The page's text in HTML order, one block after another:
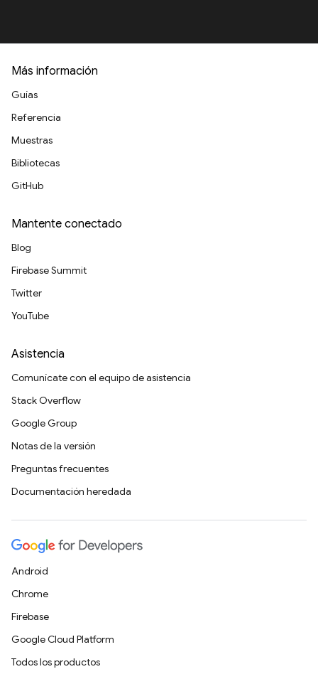
Más información
Guías
Referencia
Muestras
Bibliotecas
GitHub
Mantente conectado
Blog
Firebase Summit
Twitter
YouTube
Asistencia
Comunícate con el equipo de asistencia
Stack Overflow
Google Group
Notas de la versión
Preguntas frecuentes
Documentación heredada
Android
Chrome
Firebase
Google Cloud Platform
Todos los productos